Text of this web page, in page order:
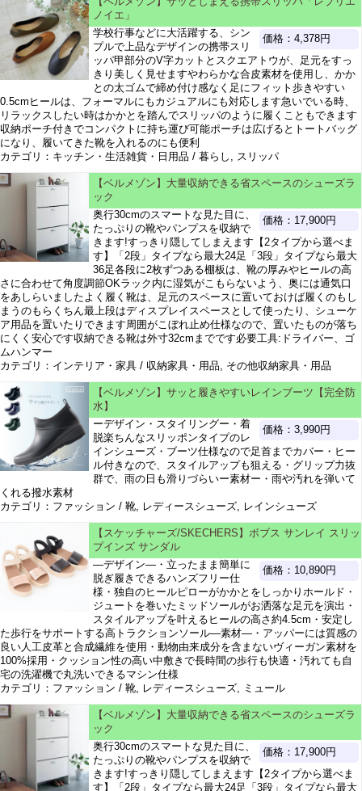
ノイエ」
価格：4,378円
学校行事などに大活躍する、シン
プルで上品なデザインの携帯スリ
ッパ甲部分のV字カットとスクエアトウが、足元をすっ
きり美しく見せますやわらかな合皮素材を使用し、かか
との太ゴムで締め付け感なく足にフィット歩きやすい
0.5cmヒールは、フォーマルにもカジュアルにも対応します急いでいる時、
リラックスしたい時はかかとを踏んでスリッパのように履くこともできます
収納ポーチ付きでコンパクトに持ち運び可能ポーチは広げるとトートバッグ
になり、履いてきた靴を入れるのにも便利
カテゴリ：キッチン・生活雑貨・日用品 / 暮らし, スリッパ
【ベルメゾン】大量収納できる省スペースのシューズラ
ック
価格：17,900円
奥行30cmのスマートな見た目に、
たっぷりの靴やパンプスを収納で
きます!すっきり隠してしまえます【2タイプから選べま
す】「2段」タイプなら最大24足「3段」タイプなら最大
36足各段に2枚ずつある棚板は、靴の厚みやヒールの高
さに合わせて角度調節OKラック内に湿気がこもらないよう、奥には通気口
をあしらいましたよく履く靴は、足元のスペースに置いておけば履くのもし
まうのもらくちん最上段はディスプレイスペースとして使ったり、シューケ
ア用品を置いたりできます周囲がこぼれ止め仕様なので、置いたものが落ち
にくく安心です収納できる靴は外寸32cmまでです必要工具:ドライバー、ゴ
ムハンマー
カテゴリ：インテリア・家具 / 収納家具・用品, その他収納家具・用品
【ベルメゾン】サッと履きやすいレインブーツ【完全防
水】
価格：3,990円
ーデザイン・スタイリングー・着
脱楽ちんなスリッポンタイプのレ
インシューズ・ブーツ仕様なので足首までカバー・ヒー
ル付きなので、スタイルアップも狙える・グリップ力抜
群で、雨の日も滑りづらいー素材ー・雨や汚れを弾いて
くれる撥水素材
カテゴリ：ファッション / 靴, レディースシューズ, レインシューズ
【スケッチャーズ/SKECHERS】ボブス サンレイ スリッ
プインズ サンダル
価格：10,890円
―デザイン―・立ったまま簡単に
脱ぎ履きできるハンズフリー仕
様・独自のヒールピローがかかとをしっかりホールド・
ジュートを巻いたミッドソールがお洒落な足元を演出・
スタイルアップを叶えるヒールの高さ約4.5cm・安定し
た歩行をサポートする高トラクションソール―素材―・アッパーには質感の
良い人工皮革と合成繊維を使用・動物由来成分を含まないヴィーガン素材を
100%採用・クッション性の高い中敷きで長時間の歩行も快適・汚れても自
宅の洗濯機で丸洗いできるマシン仕様
カテゴリ：ファッション / 靴, レディースシューズ, ミュール
【ベルメゾン】大量収納できる省スペースのシューズラ
ック
価格：17,900円
奥行30cmのスマートな見た目に、
たっぷりの靴やパンプスを収納で
きます!すっきり隠してしまえます【2タイプから選べま
す】「2段」タイプなら最大24足「3段」タイプなら最大